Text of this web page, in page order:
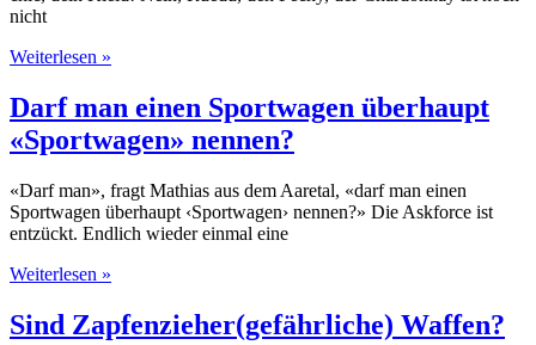
nicht
Weiterlesen »
Darf man einen Sportwagen überhaupt
«Sportwagen» nennen?
«Darf man», fragt Mathias aus dem Aaretal, «darf man einen
Sportwagen überhaupt ‹Sportwagen› nennen?» Die Askforce ist
entzückt. Endlich wieder einmal eine
Weiterlesen »
Sind Zapfenzieher(gefährliche) Waffen?